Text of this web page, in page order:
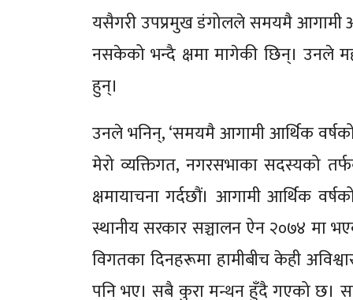
यसैगरी उपप्रमुख डंगोलले समयमै आगामी
नसकेको भन्दै क्षमा मागेकी छिन्। उनले
हुन्।
उनले भनिन्, ‘समयमै आगामी आर्थिक
मेरो व्यक्तिगत, नगरसभाका सदस्यको
क्षमायाचना गर्दछौं। आगामी आर्थिक
स्थानीय सरकार सञ्चालन ऐन २०७४ मा
विगतका दिनहरूमा हामीबीच केही
पनि भए। सबै कुरा मन्थन हुँदै गएको छ।